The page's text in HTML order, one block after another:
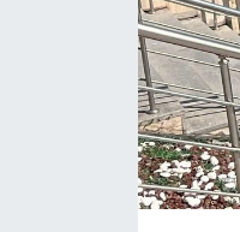
TEKNOLOJİ
VİZYONDAKİLER